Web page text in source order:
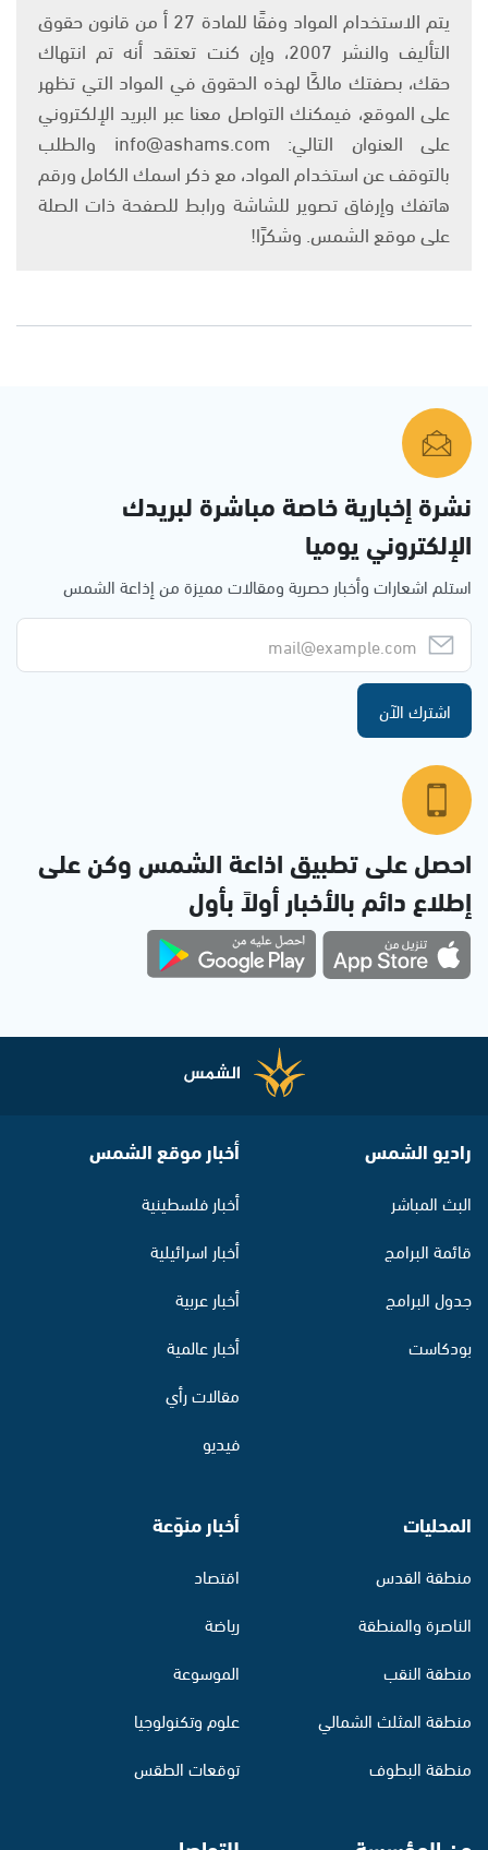
يتم الاستخدام المواد وفقًا للمادة 27 أ من قانون حقوق
التأليف والنشر 2007، وإن كنت تعتقد أنه تم انتهاك
حقك، بصفتك مالكًا لهذه الحقوق في المواد التي تظهر
على الموقع، فيمكنك التواصل معنا عبر البريد الإلكتروني
على العنوان التالي: info@ashams.com والطلب
بالتوقف عن استخدام المواد، مع ذكر اسمك الكامل ورقم
هاتفك وإرفاق تصوير للشاشة ورابط للصفحة ذات الصلة
على موقع الشمس. وشكرًا!
نشرة إخبارية خاصة مباشرة لبريدك
الإلكتروني يوميا
استلم اشعارات وأخبار حصرية ومقالات مميزة من إذاعة الشمس
اشترك الآن
احصل على تطبيق اذاعة الشمس وكن على
إطلاع دائم بالأخبار أولاً بأول
راديو الشمس
البث المباشر
قائمة البرامج
جدول البرامج
بودكاست
أخبار موقع الشمس
أخبار فلسطينية
أخبار اسرائيلية
أخبار عربية
أخبار عالمية
مقالات رأي
فيديو
المحليات
منطقة القدس
الناصرة والمنطقة
منطقة النقب
منطقة المثلث الشمالي
منطقة البطوف
أخبار منوّعة
اقتصاد
رياضة
الموسوعة
علوم وتكنولوجيا
توقعات الطقس